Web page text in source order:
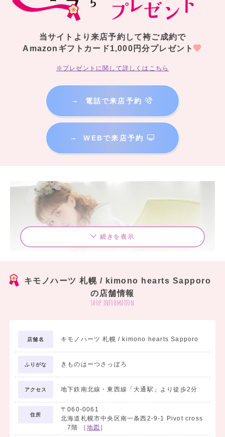
当サイトより来店予約して袴ご成約で
Amazonギフトカード1,000円分プレゼント
※プレゼントに関して詳しくはこちら
→ 電話で来店予約
→ WEBで来店予約
トータルコーディネートも、キモノハーツにお任せください！
お客様のスタイリングに合わせた小物を一つ一つセレクトし、トータルでコーデ
ィネートいたします。
続きを表示
キモノハーツ 札幌 / kimono hearts Sapporo
の店舗情報
shop information
店舗名 キモノハーツ 札幌 / kimono hearts Sapporo
ふりがな きものはーつさっぽろ
アクセス 地下鉄南北線・東西線「大通駅」より徒歩2分
住所
〒060-0061
北海道札幌市中央区南一条西2-9-1 Pivot cross
7階
［ 地図 ］